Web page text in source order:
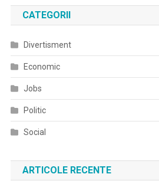
CATEGORII
Divertisment
Economic
Jobs
Politic
Social
ARTICOLE RECENTE